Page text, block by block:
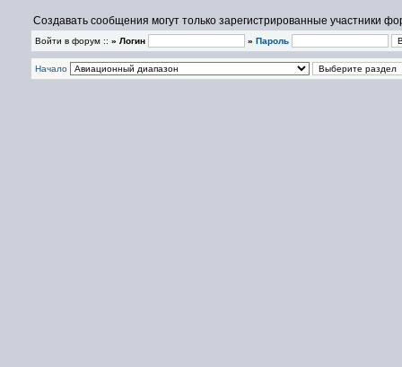
Создавать сообщения могут только зарегистрированные участники
Войти в форум :: » Логин » Пароль
Начало